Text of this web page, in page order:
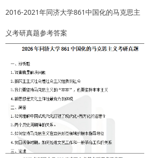
2016-2021年同济大学861中国化的马克思主
义考研真题参考答案